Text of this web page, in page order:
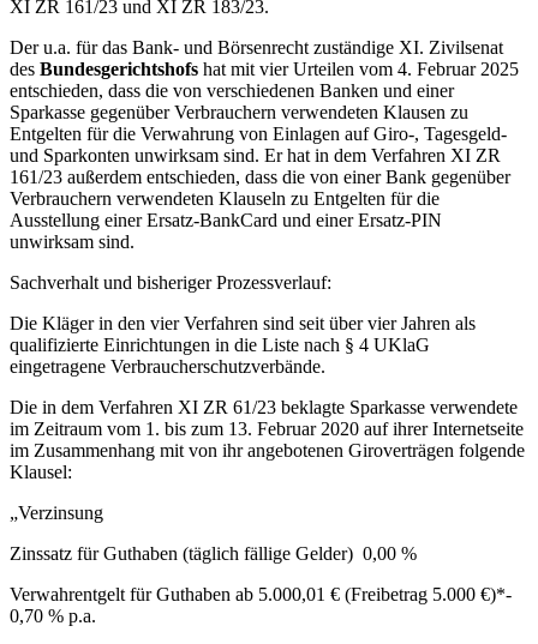
XI ZR 161/23 und XI ZR 183/23.
Der u.a. für das Bank- und Börsenrecht zuständige XI. Zivilsenat
des Bundesgerichtshofs hat mit vier Urteilen vom 4. Februar 2025
entschieden, dass die von verschiedenen Banken und einer
Sparkasse gegenüber Verbrauchern verwendeten Klausen zu
Entgelten für die Verwahrung von Einlagen auf Giro-, Tagesgeld-
und Sparkonten unwirksam sind. Er hat in dem Verfahren XI ZR
161/23 außerdem entschieden, dass die von einer Bank gegenüber
Verbrauchern verwendeten Klauseln zu Entgelten für die
Ausstellung einer Ersatz-BankCard und einer Ersatz-PIN
unwirksam sind.
Sachverhalt und bisheriger Prozessverlauf:
Die Kläger in den vier Verfahren sind seit über vier Jahren als
qualifizierte Einrichtungen in die Liste nach § 4 UKlaG
eingetragene Verbraucherschutzverbände.
Die in dem Verfahren XI ZR 61/23 beklagte Sparkasse verwendete
im Zeitraum vom 1. bis zum 13. Februar 2020 auf ihrer Internetseite
im Zusammenhang mit von ihr angebotenen Giroverträgen folgende
Klausel:
„Verzinsung
Zinssatz für Guthaben (täglich fällige Gelder) 0,00 %
Verwahrentgelt für Guthaben ab 5.000,01 € (Freibetrag 5.000 €)*-
0,70 % p.a.